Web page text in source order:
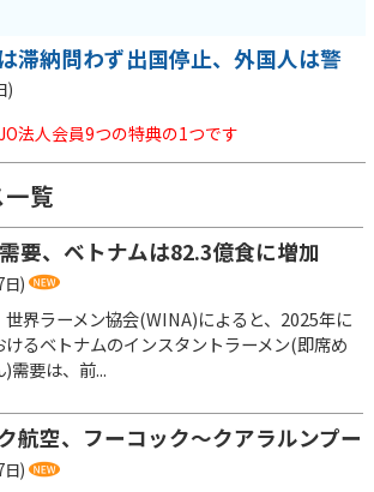
滞納問わず出国停止、外国人は警
)
法人会員9つの特典の1つです
覧
要、ベトナムは82.3億食に増加
日)
世界ラーメン協会(WINA)によると、2025年に
けるベトナムのインスタントラーメン(即席め
)需要は、前...
航空、フーコック～クアラルンプー
日)